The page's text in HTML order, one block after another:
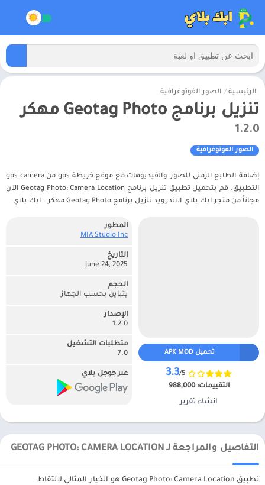
الرئيسية / الصور الفوتوغرافية
تنزيل برنامج Geotag Photo مهكر
1.2.0
الصور الفوتوغرافية
إضافة الطابع الزمني للصور والفيديوهات مع موقع خريطة gps من gps camera
التطبيق. قم بتحميل تطبيق تنزيل برنامج Geotag Photo: Camera Location الآن
مجاناً من متجر ابك بلاي الاندرويد تنزيل برنامج Geotag Photo مهكر – ابك بلاي
تحميل APK MOD
3.3/5
التقييمات:988,000
انشاء تقرير
المطور
MIA Studio Inc‏
التاريخ
June 24, 2025
الحجم
يتباين بحسب الجهاز
الإصدار
1.2.0
متطلبات التشغيل
7.0
عبر جوجل بلاي
التفاصيل والمراجعة لـ GEOTAG PHOTO: CAMERA LOCATION
تطبيق Geotag Photo: Camera Location هو الخيار المثالي لالتقاط